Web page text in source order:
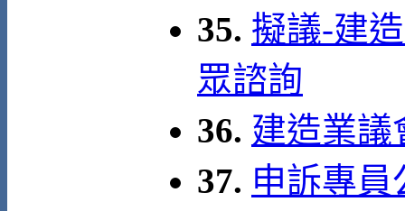
35. 擬議-建
眾諮詢
36. 建造業議
37. 申訴專